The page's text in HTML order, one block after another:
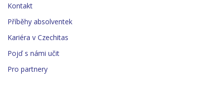
Kontakt
Příběhy absolventek
Kariéra v Czechitas
Pojď s námi učit
Pro partnery